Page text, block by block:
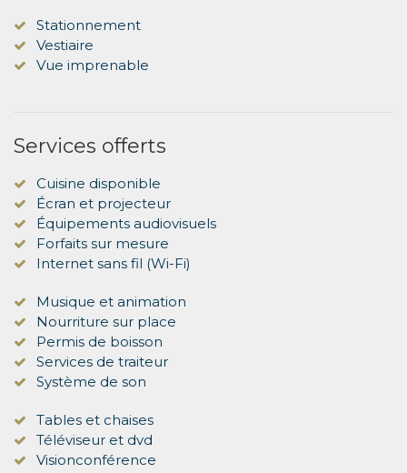
Stationnement
Vestiaire
Vue imprenable
Services offerts
Cuisine disponible
Écran et projecteur
Équipements audiovisuels
Forfaits sur mesure
Internet sans fil (Wi-Fi)
Musique et animation
Nourriture sur place
Permis de boisson
Services de traiteur
Système de son
Tables et chaises
Téléviseur et dvd
Visionconférence